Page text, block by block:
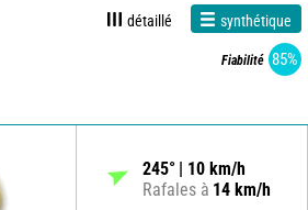
détaillé synthétique
Fiabilité 85%
245° 10 km/h
Rafales à 14 km/h